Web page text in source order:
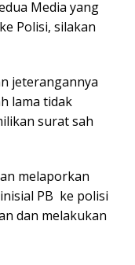
Media yang
Polisi, silakan
jeterangannya
lama tidak
surat sah
melaporkan
PB ke polisi
dan melakukan